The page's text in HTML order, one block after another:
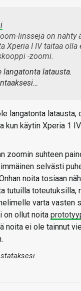
linssejä on nähty
Xperia I IV taitaa olla
-zoomi.
langatonta latausta.
langatonta latausta,
kun käytin Xperia 1
zoomin suhteen
selvästi
noita tosiaan
tutuilla toteutuksilla,
varta vasten
on ollut noita
noita ei ole tainnut